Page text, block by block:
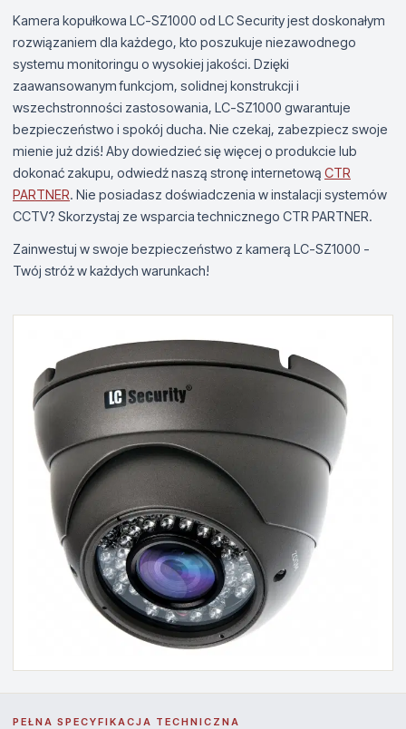
Kamera kopułkowa LC-SZ1000 od LC Security jest doskonałym
rozwiązaniem dla każdego, kto poszukuje niezawodnego
systemu monitoringu o wysokiej jakości. Dzięki
zaawansowanym funkcjom, solidnej konstrukcji i
wszechstronności zastosowania, LC-SZ1000 gwarantuje
bezpieczeństwo i spokój ducha. Nie czekaj, zabezpiecz swoje
mienie już dziś! Aby dowiedzieć się więcej o produkcie lub
dokonać zakupu, odwiedź naszą stronę internetową CTR
PARTNER. Nie posiadasz doświadczenia w instalacji systemów
CCTV? Skorzystaj ze wsparcia technicznego CTR PARTNER.
Zainwestuj w swoje bezpieczeństwo z kamerą LC-SZ1000 -
Twój stróż w każdych warunkach!
PEŁNA SPECYFIKACJA TECHNICZNA